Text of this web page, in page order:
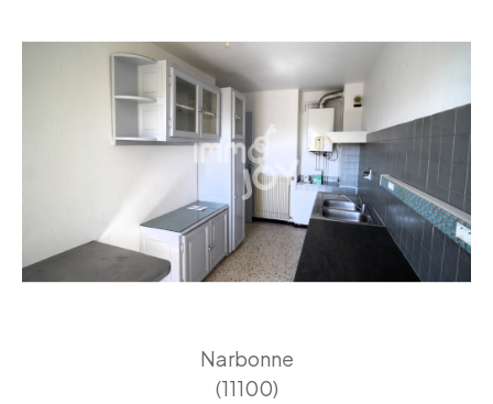
Narbonne
(11100)